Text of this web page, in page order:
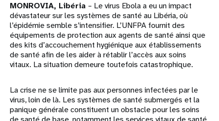
MONROVIA, Libéria – Le virus Ebola a eu un impact
dévastateur sur les systèmes de santé au Libéria, où
l’épidémie semble s’intensifier. L’UNFPA fournit des
équipements de protection aux agents de santé ainsi que
des kits d’accouchement hygiénique aux établissements
de santé afin de les aider à rétablir l’accès aux soins
vitaux. La situation demeure toutefois catastrophique.
La crise ne se limite pas aux personnes infectées par le
virus, loin de là. Les systèmes de santé submergés et la
panique générale constituent un obstacle pour les soins